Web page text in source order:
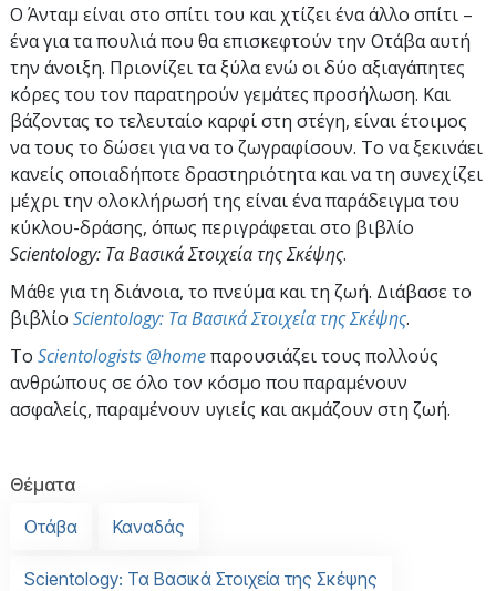
Ο Άνταμ είναι στο σπίτι του και χτίζει ένα άλλο σπίτι –
ένα για τα πουλιά που θα επισκεφτούν την Οτάβα αυτή
την άνοιξη. Πριονίζει τα ξύλα ενώ οι δύο αξιαγάπητες
κόρες του τον παρατηρούν γεμάτες προσήλωση. Και
βάζοντας το τελευταίο καρφί στη στέγη, είναι έτοιμος
να τους το δώσει για να το ζωγραφίσουν. Το να ξεκινάει
κανείς οποιαδήποτε δραστηριότητα και να τη συνεχίζει
μέχρι την ολοκλήρωσή της είναι ένα παράδειγμα του
κύκλου-δράσης, όπως περιγράφεται στο βιβλίο
Scientology: Τα Βασικά Στοιχεία της Σκέψης.
Μάθε για τη διάνοια, το πνεύμα και τη ζωή. Διάβασε το
βιβλίο Scientology: Τα Βασικά Στοιχεία της Σκέψης.
To Scientologists @homeπαρουσιάζει τους πολλούς
ανθρώπους σε όλο τον κόσμο που παραμένουν
ασφαλείς, παραμένουν υγιείς και ακμάζουν στη ζωή.
Θέματα
Οτάβα
Καναδάς
Scientology: Τα Βασικά Στοιχεία της Σκέψης